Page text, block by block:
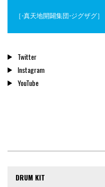
［-真天地開闢集団-ジグザグ］
Twitter
Instagram
YouTube
DRUM KIT